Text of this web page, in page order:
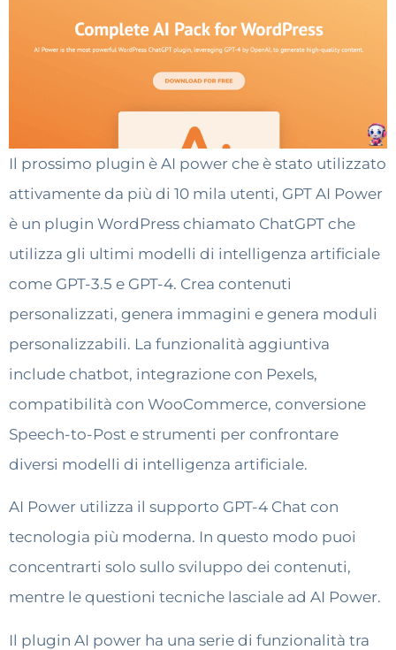
Il prossimo plugin è AI power che è stato utilizzato
attivamente da più di 10 mila utenti, GPT AI Power
è un plugin WordPress chiamato ChatGPT che
utilizza gli ultimi modelli di intelligenza artificiale
come GPT-3.5 e GPT-4. Crea contenuti
personalizzati, genera immagini e genera moduli
personalizzabili. La funzionalità aggiuntiva
include chatbot, integrazione con Pexels,
compatibilità con WooCommerce, conversione
Speech-to-Post e strumenti per confrontare
diversi modelli di intelligenza artificiale.
AI Power utilizza il supporto GPT-4 Chat con
tecnologia più moderna. In questo modo puoi
concentrarti solo sullo sviluppo dei contenuti,
mentre le questioni tecniche lasciale ad AI Power.
Il plugin AI power ha una serie di funzionalità tra